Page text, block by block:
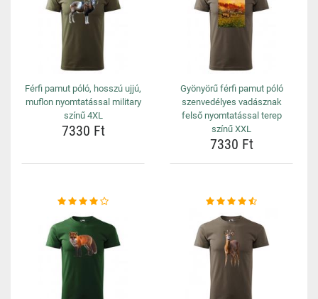
Férfi pamut póló, hosszú ujjú,
muflon nyomtatással military
színű 4XL
7330 Ft
Gyönyörű férfi pamut póló
szenvedélyes vadásznak
felső nyomtatással terep
színű XXL
7330 Ft